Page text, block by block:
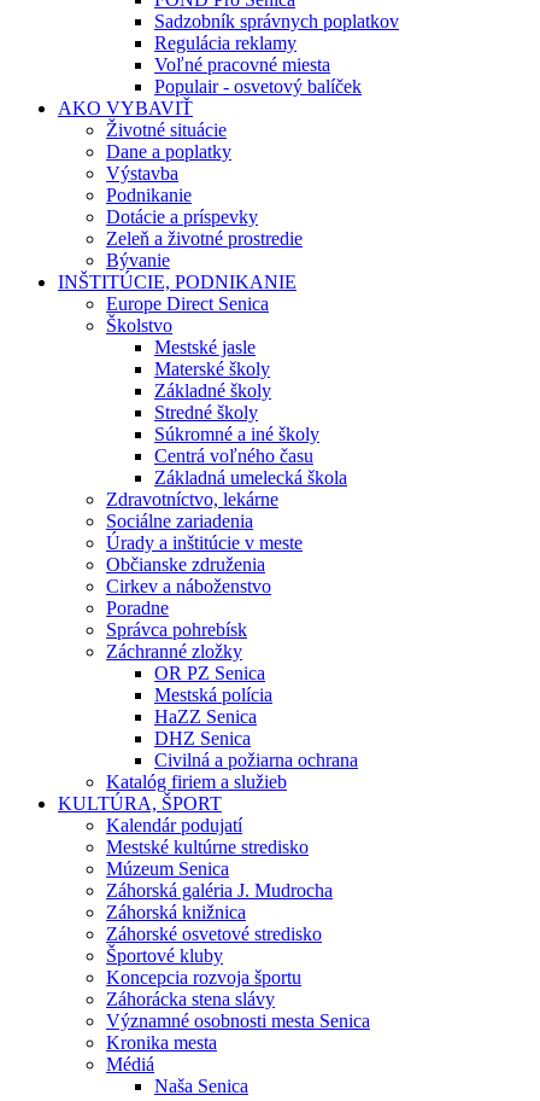
Sadzobník správnych poplatkov
Regulácia reklamy
Voľné pracovné miesta
Populair - osvetový balíček
AKO VYBAVIŤ
Životné situácie
Dane a poplatky
Výstavba
Podnikanie
Dotácie a príspevky
Zeleň a životné prostredie
Bývanie
INŠTITÚCIE, PODNIKANIE
Europe Direct Senica
Školstvo
Mestské jasle
Materské školy
Základné školy
Stredné školy
Súkromné a iné školy
Centrá voľného času
Základná umelecká škola
Zdravotníctvo, lekárne
Sociálne zariadenia
Úrady a inštitúcie v meste
Občianske združenia
Cirkev a náboženstvo
Poradne
Správca pohrebísk
Záchranné zložky
OR PZ Senica
Mestská polícia
HaZZ Senica
DHZ Senica
Civilná a požiarna ochrana
Katalóg firiem a služieb
KULTÚRA, ŠPORT
Kalendár podujatí
Mestské kultúrne stredisko
Múzeum Senica
Záhorská galéria J. Mudrocha
Záhorská knižnica
Záhorské osvetové stredisko
Športové kluby
Koncepcia rozvoja športu
Záhorácka stena slávy
Významné osobnosti mesta Senica
Kronika mesta
Médiá
Naša Senica